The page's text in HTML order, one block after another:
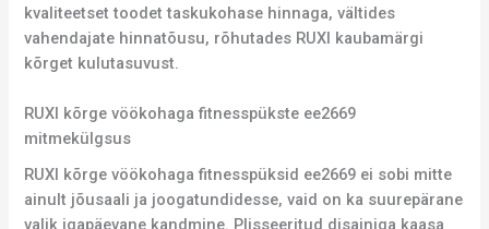
kvaliteetset toodet taskukohase hinnaga, vältides
vahendajate hinnatõusu, rõhutades RUXI kaubamärgi
kõrget kulutasuvust.
RUXI kõrge vöökohaga fitnesspükste ee2669
mitmekülgsus
RUXI kõrge vöökohaga fitnesspüksid ee2669 ei sobi mitte
ainult jõusaali ja joogatundidesse, vaid on ka suurepärane
valik igapäevane kandmine. Plisseeritud disainiga kaasa